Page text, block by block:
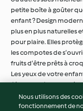
petite boîte à goûter
enfant ? Design
plus en plus naturelles
pour plaire. Elles
les compotes de
fruits d’être prêts à
Les yeux de votre
l’école : « C’est Papa/
© Copyright 2026
Nous utilisons des
fonctionnement de